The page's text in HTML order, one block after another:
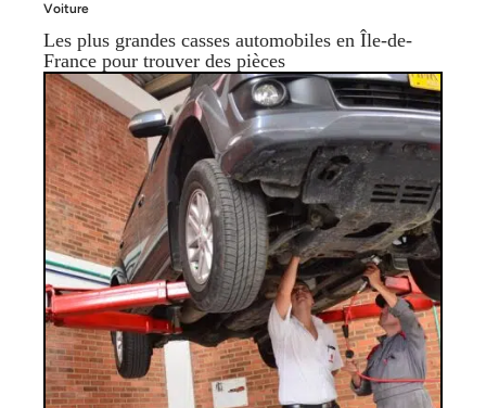
Voiture
Les plus grandes casses automobiles en Île-de-
France pour trouver des pièces